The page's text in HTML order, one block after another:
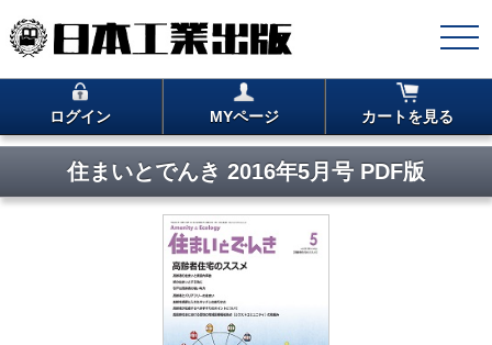
ログイン MYページ カートを見る
住まいとでんき 2016年5月号 PDF版